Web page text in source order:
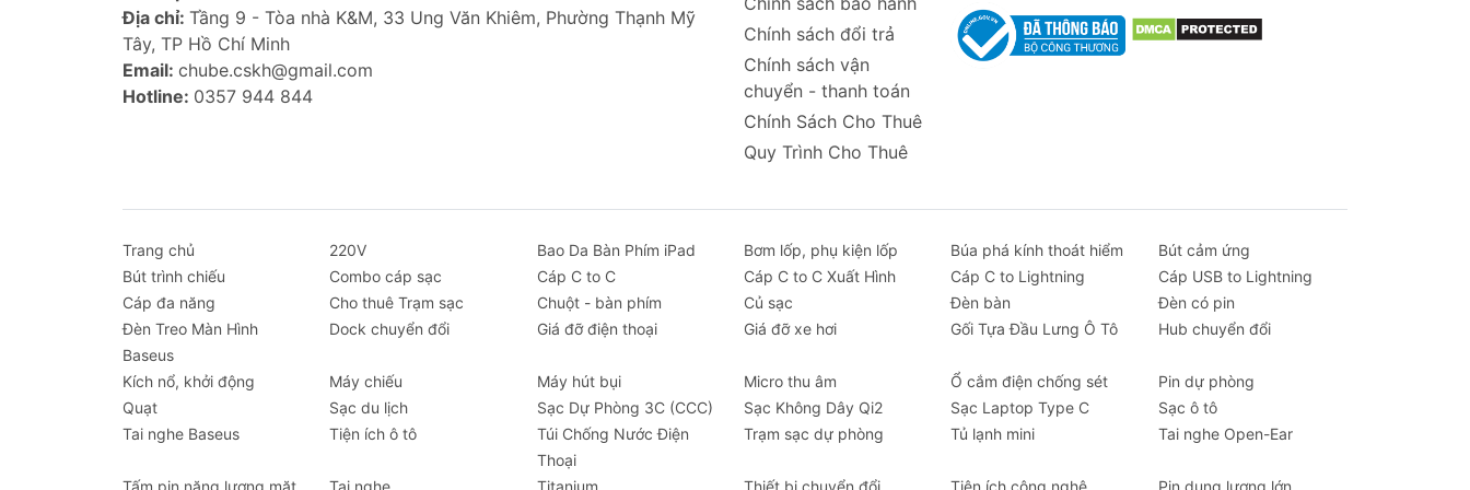
Địa chỉ: Tầng 9 - Tòa nhà K&M, 33 Ung Văn Khiêm, Phường Thạnh Mỹ
Tây, TP Hồ Chí Minh
Email: chube.cskh@gmail.com
Hotline: 0357 944 844
Chính sách đổi trả
Chính sách vận
chuyển - thanh toán
Chính Sách Cho Thuê
Quy Trình Cho Thuê
Trang chủ 220V Bao Da Bàn Phím iPad Bơm lốp, phụ kiện lốp Búa phá kính thoát hiểm
Bút cảm ứng
Bút trình chiếu
Combo cáp sạc Cáp C to C Cáp C to C Xuất Hình Cáp C to Lightning
Cáp USB to Lightning
Cáp đa năng
Cho thuê Trạm sạc Chuột - bàn phím Củ sạc Đèn bàn
Đèn có pin
Đèn Treo Màn Hình
Baseus
Dock chuyển đổi Giá đỡ điện thoại Giá đỡ xe hơi Gối Tựa Đầu Lưng Ô Tô Hub chuyển đổi
Kích nổ, khởi động Máy chiếu Máy hút bụi Micro thu âm Ổ cắm điện chống sét
Pin dự phòng
Quạt
Sạc du lịch Sạc Dự Phòng 3C (CCC) Sạc Không Dây Qi2 Sạc Laptop Type C
Sạc ô tô
Tai nghe Baseus
Tiện ích ô tô
Túi Chống Nước Điện
Thoại
Trạm sạc dự phòng Tủ lạnh mini Tai nghe Open-Ear
Tấm pin năng lượng mặt Tai nghe Titanium Thiết bị chuyển đổi Tiện ích công nghệ Pin dung lượng lớn